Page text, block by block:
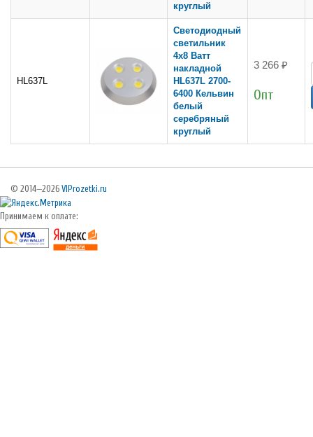
круглый
HL637L
Светодиодный
светильник
4x8 Ватт
накладной
HL637L 2700-
6400 Кельвин
белый
серебряный
круглый
3 266 ₽
Опт
© 2014—2026 VIProzetki.ru
Принимаем к оплате: